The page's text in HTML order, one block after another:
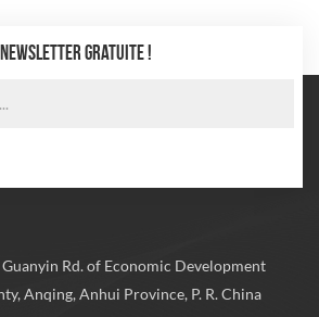
GRATUITE !
Rd. of Economic Development
Anqing, Anhui Province, P. R. China